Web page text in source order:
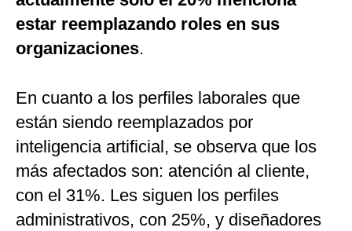
estar reemplazando roles en sus
organizaciones.
En cuanto a los perfiles laborales que
están siendo reemplazados por
inteligencia artificial, se observa que los
más afectados son: atención al cliente,
con el 31%. Les siguen los perfiles
administrativos, con 25%, y diseñadores